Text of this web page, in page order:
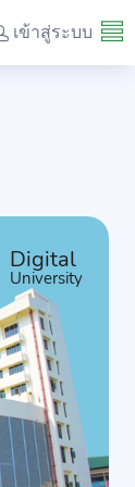
เข้าสู่ระบบ
Digital
University